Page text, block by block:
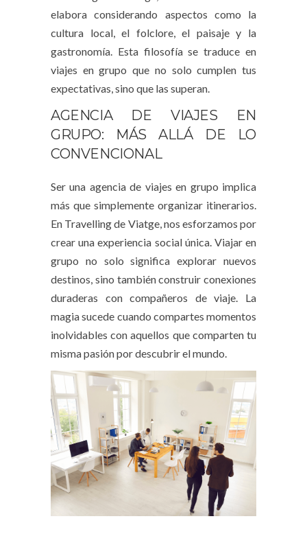
elabora considerando aspectos como la
cultura local, el folclore, el paisaje y la
gastronomía. Esta filosofía se traduce en
viajes en grupo que no solo cumplen tus
expectativas, sino que las superan.
AGENCIA DE VIAJES EN
GRUPO: MÁS ALLÁ DE LO
CONVENCIONAL
Ser una agencia de viajes en grupo implica
más que simplemente organizar itinerarios.
En Travelling de Viatge, nos esforzamos por
crear una experiencia social única. Viajar en
grupo no solo significa explorar nuevos
destinos, sino también construir conexiones
duraderas con compañeros de viaje. La
magia sucede cuando compartes momentos
inolvidables con aquellos que comparten tu
misma pasión por descubrir el mundo.